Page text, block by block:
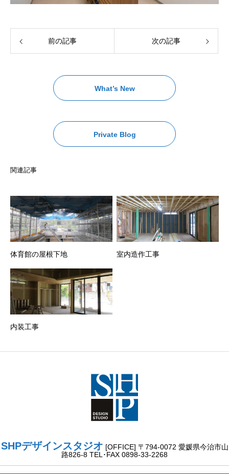
前の記事 次の記事
What’s New
Private Blog
関連記事
体育館の屋根下地 室内造作工事
内装工事
SHPデザインスタジオ [OFFICE] 〒794-0072 愛媛県今治市山
路826-8 TEL･FAX 0898-33-2268